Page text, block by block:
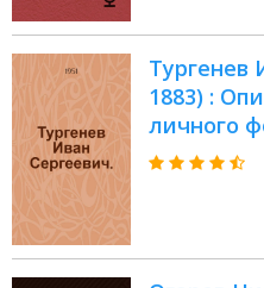
Тургенев
1883) :
личного
даты